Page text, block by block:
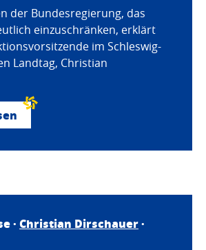
der Bundesregierung, das
einzuschränken, erklärt
im Schleswig-
Landtag, Christian
· Christian Dirschauer·